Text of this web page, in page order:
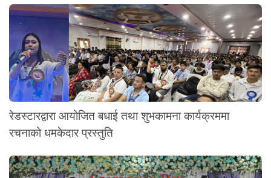
रेडस्टारद्वारा आयोजित बधाई तथा शुभकामना कार्यक्रममा
रचनाको धमकेदार प्रस्तुति